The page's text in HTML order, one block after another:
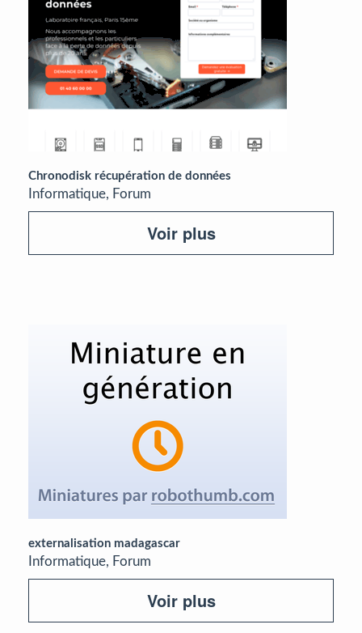
Chronodisk récupération de données
Informatique, Forum
Voir plus
externalisation madagascar
Informatique, Forum
Voir plus